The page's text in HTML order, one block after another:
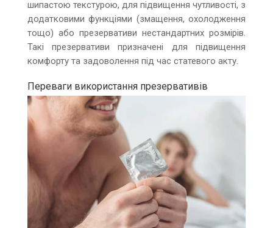
шипастою текстурою, для підвищення чутливості, з
додатковими функціями (змащення, охолодження
тощо) або презервативи нестандартних розмірів.
Такі презервативи призначені для підвищення
комфорту та задоволення під час статевого акту.
Переваги використання презервативів